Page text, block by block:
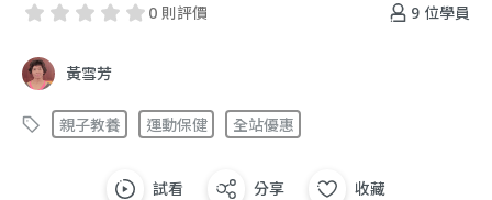
9 位學員
0 則評價
黃雪芳
親子教養 運動保健 全站優惠
試看 分享 收藏